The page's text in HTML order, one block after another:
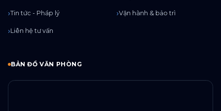
Tin tức - Pháp lý
Liên hệ tư vấn
Vận hành & bảo trì
BẢN ĐỒ VĂN PHÒNG